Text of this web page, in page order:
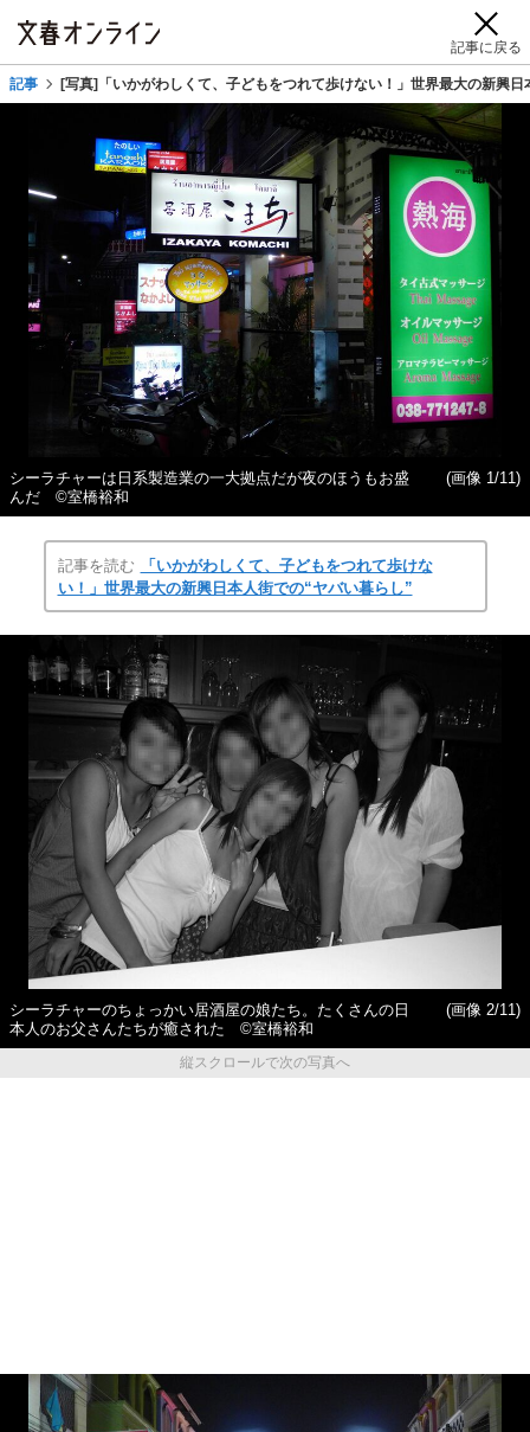
記事に戻る
記事 [写真]「いかがわしくて、子どもをつれて歩けない！」世界最大の新興日
シーラチャーは日系製造業の一大拠点だが夜のほうもお盛
んだ ©室橋裕和
(画像 1/11)
記事を読む
「いかがわしくて、子どもをつれて歩けな
い！」世界最大の新興日本人街での“ヤバい暮らし”
シーラチャーのちょっかい居酒屋の娘たち。たくさんの日
本人のお父さんたちが癒された ©室橋裕和
(画像 2/11)
縦スクロールで次の写真へ